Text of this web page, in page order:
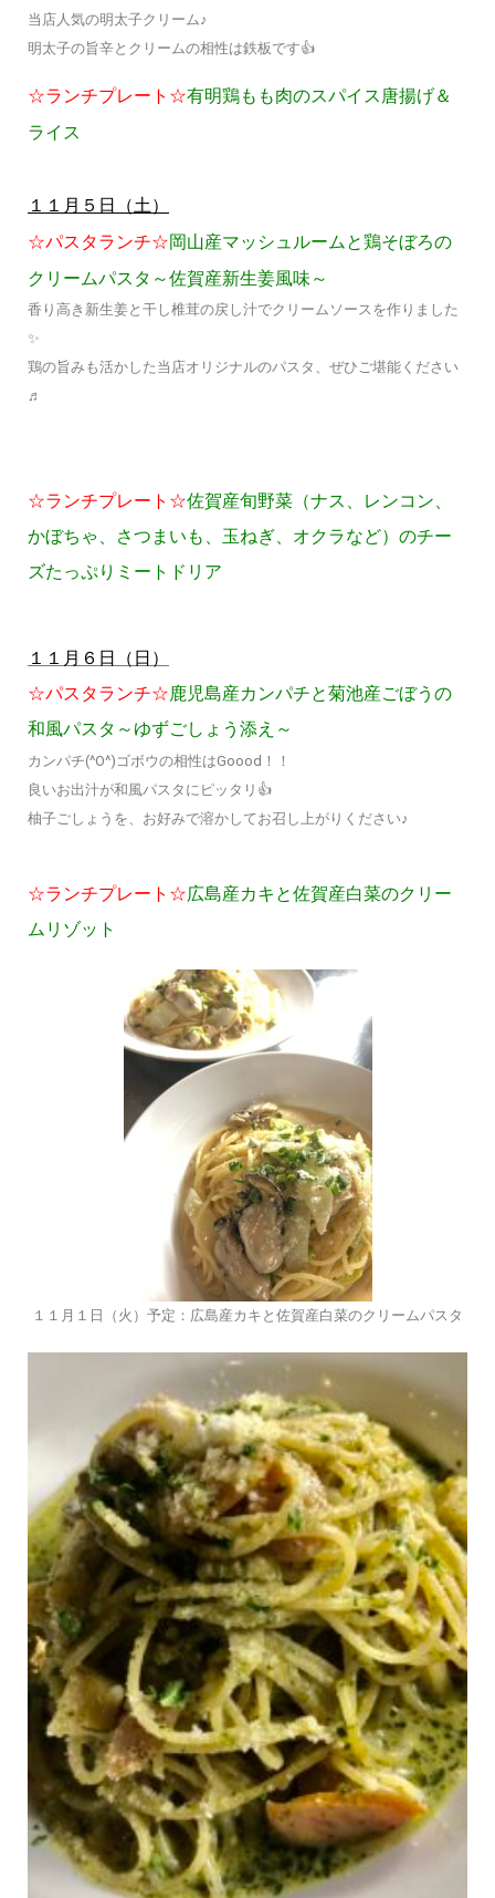
当店人気の明太子クリーム♪
明太子の旨辛とクリームの相性は鉄板です👍
☆ランチプレート☆有明鶏もも肉のスパイス唐揚げ＆
ライス
１１月５日（土）
☆パスタランチ☆岡山産マッシュルームと鶏そぼろの
クリームパスタ～佐賀産新生姜風味～
香り高き新生姜と干し椎茸の戻し汁でクリームソースを作りました
✨
鶏の旨みも活かした当店オリジナルのパスタ、ぜひご堪能ください
♬
☆ランチプレート☆佐賀産旬野菜（ナス、レンコン、
かぼちゃ、さつまいも、玉ねぎ、オクラなど）のチー
ズたっぷりミートドリア
１１月６日（日）
☆パスタランチ☆鹿児島産カンパチと菊池産ごぼうの
和風パスタ～ゆずごしょう添え～
カンパチ(^O^)ゴボウの相性はGoood！！
良いお出汁が和風パスタにピッタリ👍
柚子ごしょうを、お好みで溶かしてお召し上がりください♪
☆ランチプレート☆広島産カキと佐賀産白菜のクリー
ムリゾット
１１月１日（火）予定：広島産カキと佐賀産白菜のクリームパスタ